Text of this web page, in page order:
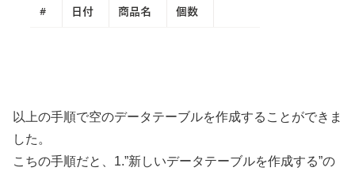
以上の手順で空のデータテーブルを作成することができま
した。
こちの手順だと、1.”新しいデータテーブルを作成する”の